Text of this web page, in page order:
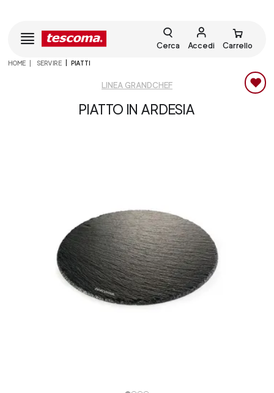
Cerca Accedi Carrello
HOME SERVIRE PIATTI
LINEA GRANDCHEF
PIATTO IN ARDESIA